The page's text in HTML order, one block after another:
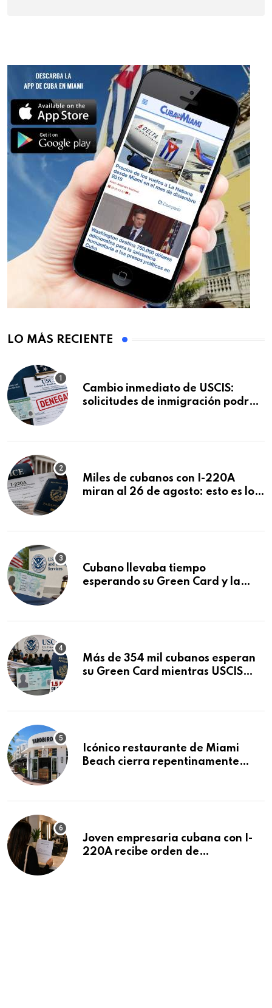
LO MÁS RECIENTE
Cambio inmediato de USCIS:
solicitudes de inmigración podrán
Miles de cubanos con I-220A
miran al 26 de agosto: esto es lo
Cubano llevaba tiempo
esperando su Green Card y la
Más de 354 mil cubanos esperan
su Green Card mientras USCIS
Icónico restaurante de Miami
Beach cierra repentinamente
Joven empresaria cubana con I-
220A recibe orden de